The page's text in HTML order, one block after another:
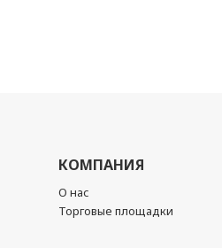
КОМПАНИЯ
О нас
Торговые площадки